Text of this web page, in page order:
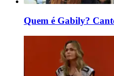
Quem é Gabily?